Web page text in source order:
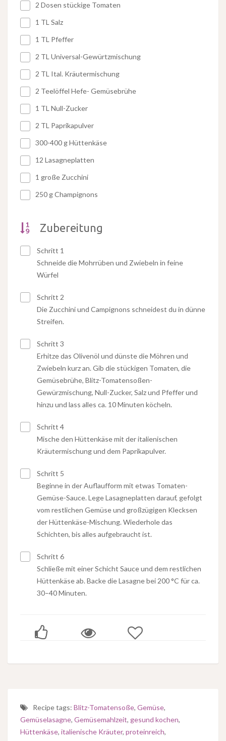
2 Dosen stückige Tomaten
1 TL Salz
1 TL Pfeffer
2 TL Universal-Gewürtzmischung
2 TL Ital. Kräutermischung
2 Teelöffel Hefe- Gemüsebrühe
1 TL Null-Zucker
2 TL Paprikapulver
300-400 g Hüttenkäse
12 Lasagneplatten
1 große Zucchini
250 g Champignons
Zubereitung
Schritt 1
Schneide die Mohrrüben und Zwiebeln in feine
Würfel
Schritt 2
Die Zucchini und Campignons schneidest du in dünne
Streifen.
Schritt 3
Erhitze das Olivenöl und dünste die Möhren und
Zwiebeln kurz an. Gib die stückigen Tomaten, die
Gemüsebrühe, Blitz-Tomatensoßen-
Gewürzmischung, Null-Zucker, Salz und Pfeffer und
hinzu und lass alles ca. 10 Minuten köcheln.
Schritt 4
Mische den Hüttenkäse mit der italienischen
Kräutermischung und dem Paprikapulver.
Schritt 5
Beginne in der Auflaufform mit etwas Tomaten-
Gemüse-Sauce. Lege Lasagneplatten darauf, gefolgt
vom restlichen Gemüse und großzügigen Klecksen
der Hüttenkäse-Mischung. Wiederhole das
Schichten, bis alles aufgebraucht ist.
Schritt 6
Schließe mit einer Schicht Sauce und dem restlichen
Hüttenkäse ab. Backe die Lasagne bei 200 °C für ca.
30–40 Minuten.
Recipe tags: Blitz-Tomatensoße, Gemüse,
Gemüselasagne, Gemüsemahlzeit, gesund kochen,
Hüttenkäse, italienische Kräuter, proteinreich,